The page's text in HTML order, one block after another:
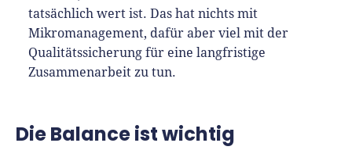
tatsächlich wert ist. Das hat nichts mit
Mikromanagement, dafür aber viel mit der
Qualitätssicherung für eine langfristige
Zusammenarbeit zu tun.
Die Balance ist wichtig